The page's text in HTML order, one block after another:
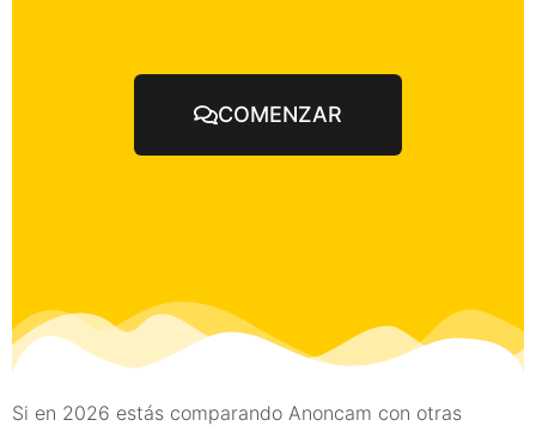
COMENZAR
Si en 2026 estás comparando Anoncam con otras